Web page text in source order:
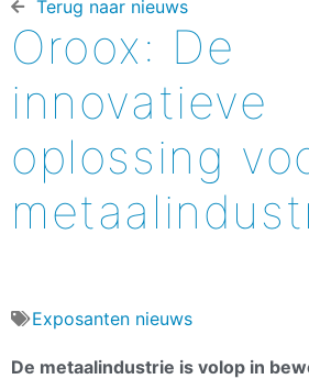
Terug naar nieuws​
Oroox: De
innovatieve
oplossing
Exposanten nieuws
De metaalindustrie is volop in